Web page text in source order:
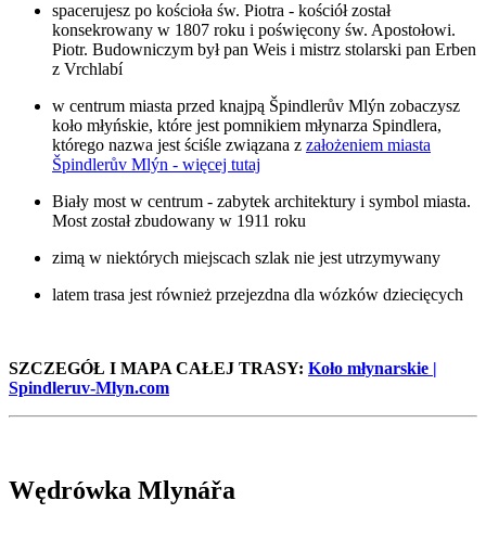
spacerujesz po kościoła św. Piotra - kościół został
konsekrowany w 1807 roku i poświęcony św. Apostołowi.
Piotr. Budowniczym był pan Weis i mistrz stolarski pan Erben
z Vrchlabí
w centrum miasta przed knajpą Špindlerův Mlýn zobaczysz
koło młyńskie, które jest pomnikiem młynarza Spindlera,
którego nazwa jest ściśle związana z założeniem miasta
Špindlerův Mlýn - więcej tutaj
Biały most w centrum - zabytek architektury i symbol miasta.
Most został zbudowany w 1911 roku
zimą w niektórych miejscach szlak nie jest utrzymywany
latem trasa jest również przejezdna dla wózków dziecięcych
SZCZEGÓŁ I MAPA CAŁEJ TRASY: Koło młynarskie |
Spindleruv-Mlyn.com
Wędrówka Mlynářa